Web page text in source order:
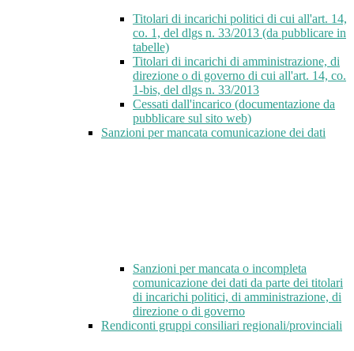
Titolari di incarichi politici di cui all'art. 14,
co. 1, del dlgs n. 33/2013 (da pubblicare in
tabelle)
Titolari di incarichi di amministrazione, di
direzione o di governo di cui all'art. 14, co.
1-bis, del dlgs n. 33/2013
Cessati dall'incarico (documentazione da
pubblicare sul sito web)
Sanzioni per mancata comunicazione dei dati
Sanzioni per mancata o incompleta
comunicazione dei dati da parte dei titolari
di incarichi politici, di amministrazione, di
direzione o di governo
Rendiconti gruppi consiliari regionali/provinciali